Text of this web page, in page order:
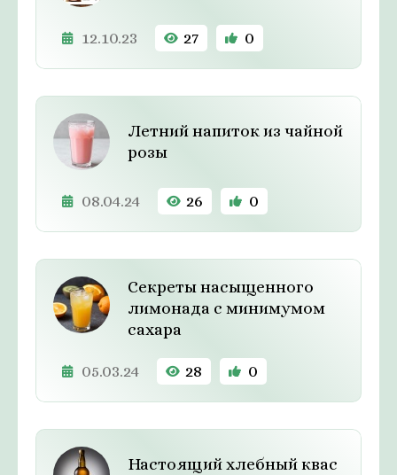
12.10.23 27 0
Летний напиток из чайной
розы
08.04.24 26 0
Секреты насыщенного
лимонада с минимумом
сахара
05.03.24 28 0
Настоящий хлебный квас